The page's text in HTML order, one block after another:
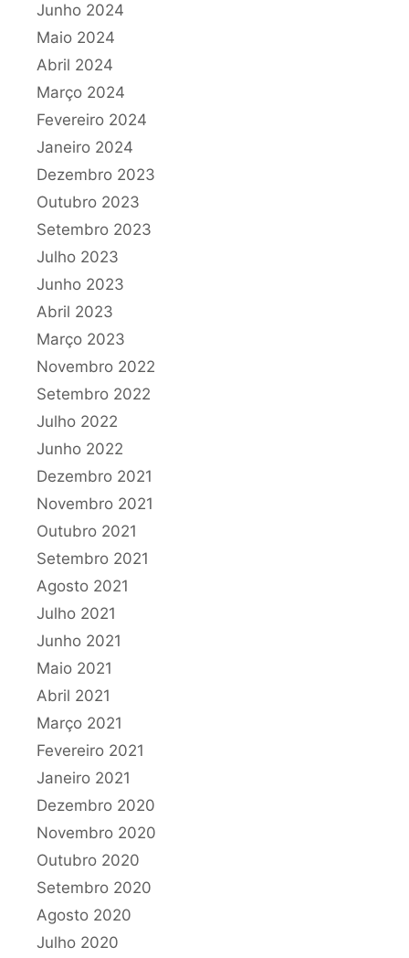
Junho 2024
Maio 2024
Abril 2024
Março 2024
Fevereiro 2024
Janeiro 2024
Dezembro 2023
Outubro 2023
Setembro 2023
Julho 2023
Junho 2023
Abril 2023
Março 2023
Novembro 2022
Setembro 2022
Julho 2022
Junho 2022
Dezembro 2021
Novembro 2021
Outubro 2021
Setembro 2021
Agosto 2021
Julho 2021
Junho 2021
Maio 2021
Abril 2021
Março 2021
Fevereiro 2021
Janeiro 2021
Dezembro 2020
Novembro 2020
Outubro 2020
Setembro 2020
Agosto 2020
Julho 2020